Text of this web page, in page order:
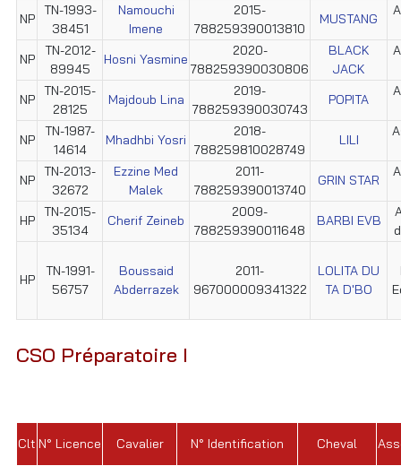
NP
TN-1993-
38451
Namouchi
Imene
2015-
788259390013810
MUSTANG
NP
TN-2012-
89945
Hosni Yasmine
2020-
788259390030806
BLACK
JACK
NP
TN-2015-
28125
Majdoub Lina
2019-
788259390030743
POPITA
NP
TN-1987-
14614
Mhadhbi Yosri
2018-
788259810028749
LILI
NP
TN-2013-
32672
Ezzine Med
Malek
2011-
788259390013740
GRIN STAR
HP
TN-2015-
35134
Cherif Zeineb
2009-
788259390011648
BARBI EVB
HP
TN-1991-
56757
Boussaid
Abderrazek
2011-
967000009341322
LOLITA DU
TA D'BO
CSO Préparatoire I
Clt N° Licence Cavalier N° Identification Cheval